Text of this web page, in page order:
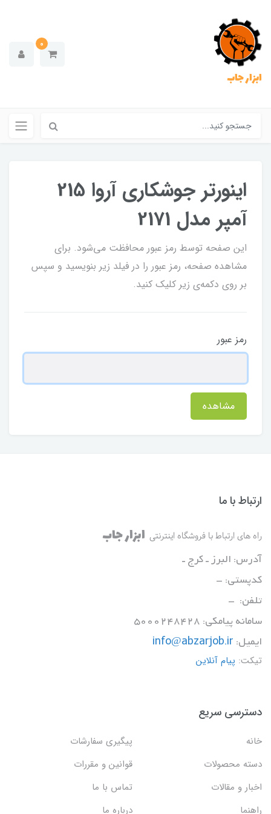
ابزار جاب
0
اینورتر جوشکاری آروا 215
آمپر مدل 2171
این صفحه توسط رمز عبور محافظت می‌شود. برای
مشاهده صفحه، رمز عبور را در فیلد زیر بنویسید و سپس
بر روی دکمه‌ی زیر کلیک کنید.
رمز عبور
مشاهده
ارتباط با ما
راه های ارتباط با فروشگاه اینترنتی ابزار جاب
آدرس: البرز ـ کرج ـ
کدپستی: -
تلفن: -
سامانه پیامکی: 5000248428
ایمیل: info@abzarjob.ir
تیکت: پیام آنلاین
دسترسی سریع
خانه
پیگیری سفارشات
دسته محصولات
قوانین و مقررات
اخبار و مقالات
تماس با ما
راهنما
درباره ما